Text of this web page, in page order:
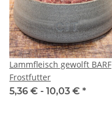
Lammfleisch gewolft BARF
Frostfutter
5,36 € - 10,03 € *